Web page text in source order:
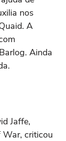
nos
A
Ainda
Jaffe,
War, criticou